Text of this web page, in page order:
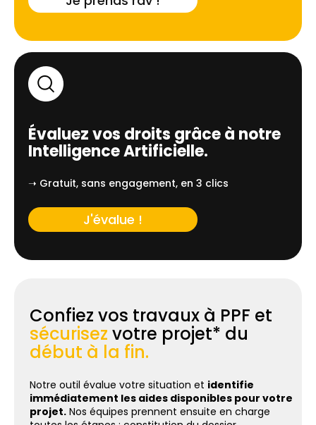
Évaluez vos droits grâce à notre
Intelligence Artificielle.
➝ Gratuit, sans engagement, en 3 clics
J'évalue !
Confiez vos travaux à PPF et
sécurisez votre projet* du
début à la fin.
Notre outil évalue votre situation et identifie
immédiatement les aides disponibles pour votre
projet. Nos équipes prennent ensuite en charge